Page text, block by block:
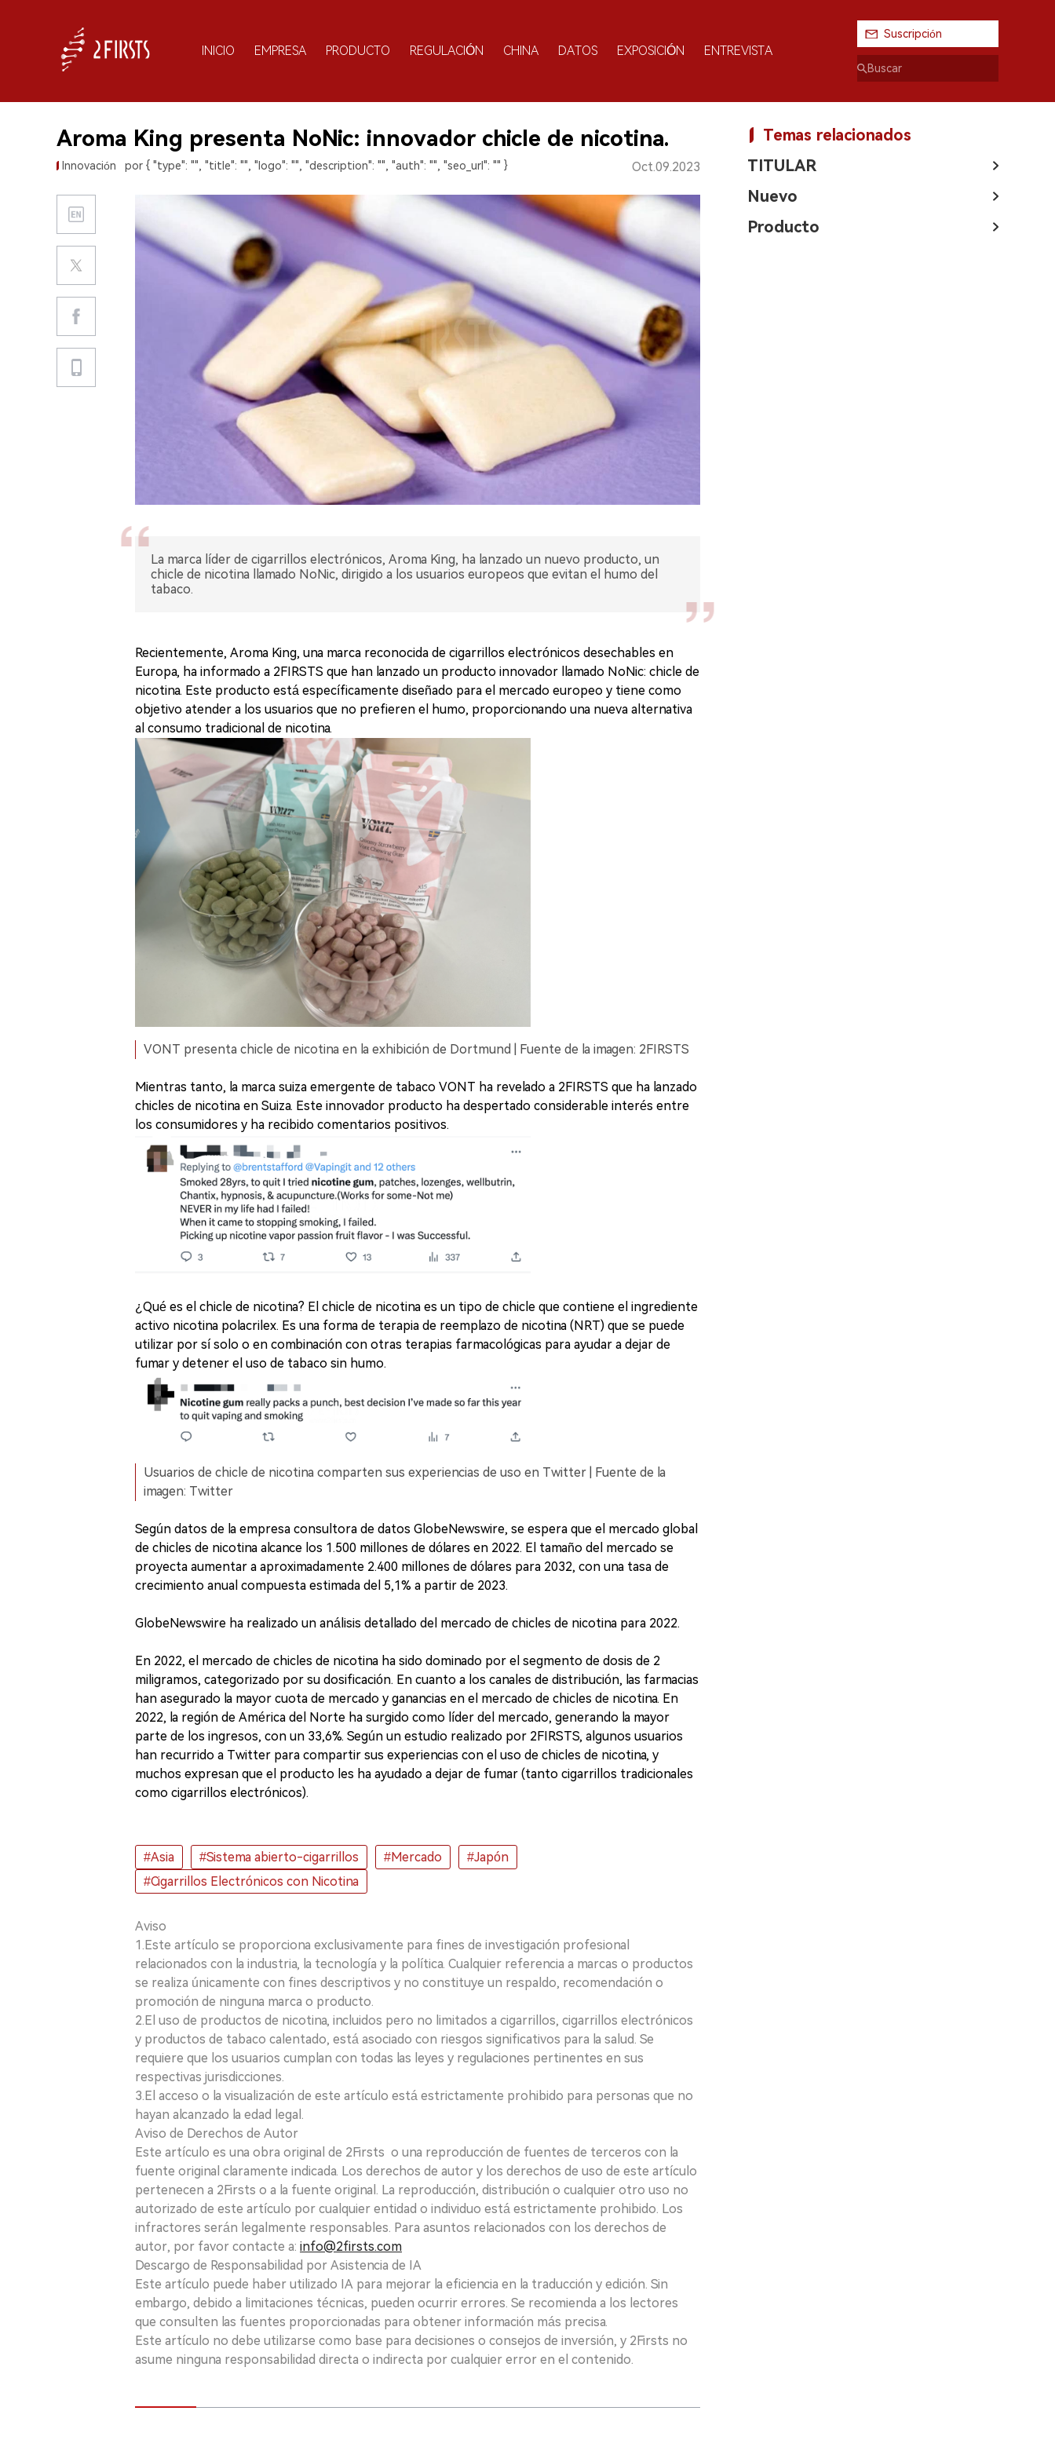
INICIO EMPRESA PRODUCTO REGULACIÓN CHINA DATOS EXPOSICIÓN ENTREVISTA
Suscripción
Aroma King presenta NoNic: innovador chicle de nicotina.
Innovación por { "type": "", "title": "", "logo": "", "description": "", "auth": "", "seo_url": "" } Oct.09.2023
La marca líder de cigarrillos electrónicos, Aroma King, ha lanzado un nuevo producto, un
chicle de nicotina llamado NoNic, dirigido a los usuarios europeos que evitan el humo del
tabaco.
Recientemente, Aroma King, una marca reconocida de cigarrillos electrónicos desechables en
Europa, ha informado a 2FIRSTS que han lanzado un producto innovador llamado NoNic: chicle de
nicotina. Este producto está específicamente diseñado para el mercado europeo y tiene como
objetivo atender a los usuarios que no prefieren el humo, proporcionando una nueva alternativa
al consumo tradicional de nicotina.
VONT presenta chicle de nicotina en la exhibición de Dortmund | Fuente de la imagen: 2FIRSTS
Mientras tanto, la marca suiza emergente de tabaco VONT ha revelado a 2FIRSTS que ha lanzado
chicles de nicotina en Suiza. Este innovador producto ha despertado considerable interés entre
los consumidores y ha recibido comentarios positivos.
¿Qué es el chicle de nicotina? El chicle de nicotina es un tipo de chicle que contiene el ingrediente
activo nicotina polacrilex. Es una forma de terapia de reemplazo de nicotina (NRT) que se puede
utilizar por sí solo o en combinación con otras terapias farmacológicas para ayudar a dejar de
fumar y detener el uso de tabaco sin humo.
Usuarios de chicle de nicotina comparten sus experiencias de uso en Twitter | Fuente de la
imagen: Twitter
Según datos de la empresa consultora de datos GlobeNewswire, se espera que el mercado global
de chicles de nicotina alcance los 1.500 millones de dólares en 2022. El tamaño del mercado se
proyecta aumentar a aproximadamente 2.400 millones de dólares para 2032, con una tasa de
crecimiento anual compuesta estimada del 5,1% a partir de 2023.
GlobeNewswire ha realizado un análisis detallado del mercado de chicles de nicotina para 2022.
En 2022, el mercado de chicles de nicotina ha sido dominado por el segmento de dosis de 2
miligramos, categorizado por su dosificación. En cuanto a los canales de distribución, las farmacias
han asegurado la mayor cuota de mercado y ganancias en el mercado de chicles de nicotina. En
2022, la región de América del Norte ha surgido como líder del mercado, generando la mayor
parte de los ingresos, con un 33,6%. Según un estudio realizado por 2FIRSTS, algunos usuarios
han recurrido a Twitter para compartir sus experiencias con el uso de chicles de nicotina, y
muchos expresan que el producto les ha ayudado a dejar de fumar (tanto cigarrillos tradicionales
como cigarrillos electrónicos).
#Asia #Sistema abierto-cigarrillos #Mercado
#Japón
#Cigarrillos Electrónicos con Nicotina
Aviso
1.Este artículo se proporciona exclusivamente para fines de investigación profesional
relacionados con la industria, la tecnología y la política. Cualquier referencia a marcas o productos
se realiza únicamente con fines descriptivos y no constituye un respaldo, recomendación o
promoción de ninguna marca o producto.
2.El uso de productos de nicotina, incluidos pero no limitados a cigarrillos, cigarrillos electrónicos
y productos de tabaco calentado, está asociado con riesgos significativos para la salud. Se
requiere que los usuarios cumplan con todas las leyes y regulaciones pertinentes en sus
respectivas jurisdicciones.
3.El acceso o la visualización de este artículo está estrictamente prohibido para personas que no
hayan alcanzado la edad legal.
Aviso de Derechos de Autor
Este artículo es una obra original de 2Firsts o una reproducción de fuentes de terceros con la
fuente original claramente indicada. Los derechos de autor y los derechos de uso de este artículo
pertenecen a 2Firsts o a la fuente original. La reproducción, distribución o cualquier otro uso no
autorizado de este artículo por cualquier entidad o individuo está estrictamente prohibido. Los
infractores serán legalmente responsables. Para asuntos relacionados con los derechos de
autor, por favor contacte a: info@2firsts.com
Descargo de Responsabilidad por Asistencia de IA
Este artículo puede haber utilizado IA para mejorar la eficiencia en la traducción y edición. Sin
embargo, debido a limitaciones técnicas, pueden ocurrir errores. Se recomienda a los lectores
que consulten las fuentes proporcionadas para obtener información más precisa.
Este artículo no debe utilizarse como base para decisiones o consejos de inversión, y 2Firsts no
asume ninguna responsabilidad directa o indirecta por cualquier error en el contenido.
Temas relacionados
TITULAR
Nuevo
Producto